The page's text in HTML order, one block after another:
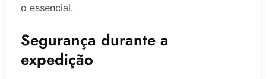
o essencial.
Segurança durante a
expedição